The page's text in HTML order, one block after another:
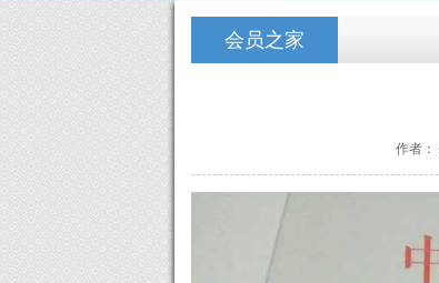
会员之家
作者：